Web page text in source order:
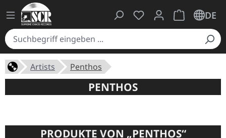
Du hast 0 Produkte
Warenkorb
DE
Artists Penthos
PENTHOS
PRODUKTE VON „PENTHOS“